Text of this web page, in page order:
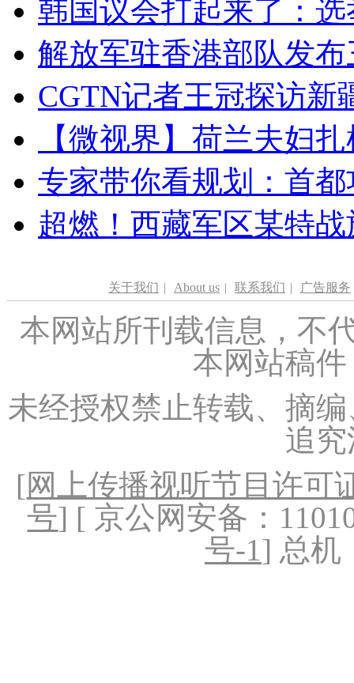
韩国议会打起来了：
解放军驻香港部队发
CGTN记者王冠探访新
【微视界】荷兰夫妇
专家带你看规划：首
超燃！西藏军区某特
关于我们 | About us | 联系我们 | 广告服务
本网站所刊载信息，不
本网站稿
未经授权禁止转载、摘
追
[网上传播视听节目许可
号] [ 京公网安备：
号-1] 总机